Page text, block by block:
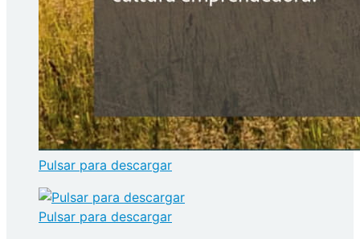
Pulsar para descargar
Pulsar para descargar